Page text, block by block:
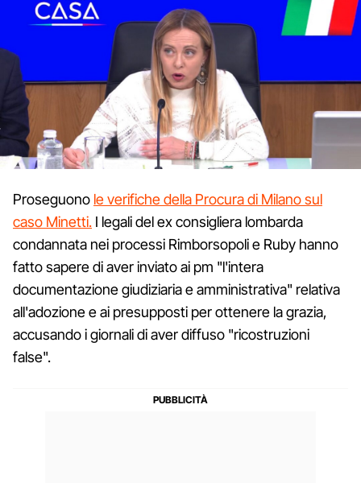
Proseguono le verifiche della Procura di Milano sul
caso Minetti. I legali del ex consigliera lombarda
condannata nei processi Rimborsopoli e Ruby hanno
fatto sapere di aver inviato ai pm "l'intera
documentazione giudiziaria e amministrativa" relativa
all'adozione e ai presupposti per ottenere la grazia,
accusando i giornali di aver diffuso "ricostruzioni
false".